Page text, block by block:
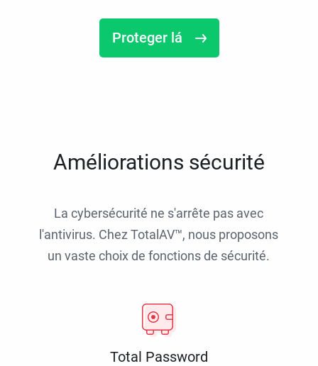
Proteger lá
Améliorations sécurité
La cybersécurité ne s'arrête pas avec
l'antivirus. Chez TotalAV™, nous proposons
un vaste choix de fonctions de sécurité.
Total Password